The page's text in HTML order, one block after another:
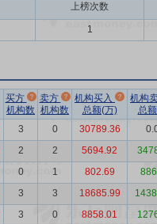
上榜次数
1
买方
机构数
卖方
机构数
机构买入
总额(万)
机构
总
3 0 30789.36
2 2 5694.92
0 1 802.69
3 3 18685.99
3 0 8858.01